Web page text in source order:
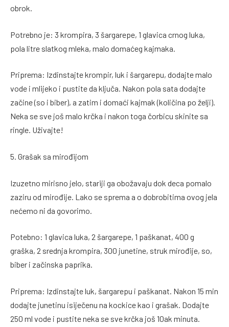
obrok.
Potrebno je: 3 krompira, 3 šargarepe, 1 glavica crnog luka,
pola litre slatkog mleka, malo domaćeg kajmaka.
Priprema: Izdinstajte krompir, luk i šargarepu, dodajte malo
vode i mlijeko i pustite da ključa. Nakon pola sata dodajte
začine (so i biber), a zatim i domaći kajmak (količina po želji).
Neka se sve još malo krčka i nakon toga čorbicu skinite sa
ringle. Uživajte!
5. Grašak sa mirođijom
Izuzetno mirisno jelo, stariji ga obožavaju dok deca pomalo
zaziru od mirođije. Lako se sprema a o dobrobitima ovog jela
nećemo ni da govorimo.
Potebno: 1 glavica luka, 2 šargarepe, 1 paškanat, 400 g
graška, 2 srednja krompira, 300 junetine, struk mirođije, so,
biber i začinska paprika.
Priprema: Izdinstajte luk, šargarepu i paškanat. Nakon 15 min
dodajte junetinu isiječenu na kockice kao i grašak. Dodajte
250 ml vode i pustite neka se sve krčka još 10ak minuta.